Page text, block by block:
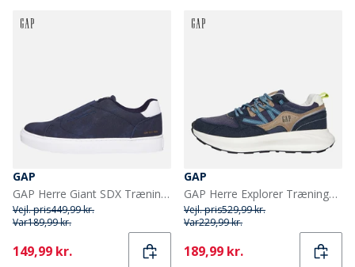
GAP
GAP Herre Giant SDX Træningssko Navy
Vejl. pris449,99 kr.
Var189,99 kr.
Current
149,99 kr.
GAP
GAP Herre Explorer Træningssko Navy
Vejl. pris529,99 kr.
Var229,99 kr.
Current
189,99 kr.